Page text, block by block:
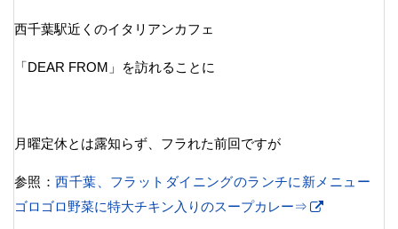
西千葉駅近くのイタリアンカフェ
「DEAR FROM」を訪れることに
月曜定休とは露知らず、フラれた前回ですが
参照：西千葉、フラットダイニングのランチに新メニュー
ゴロゴロ野菜に特大チキン入りのスープカレー⇒